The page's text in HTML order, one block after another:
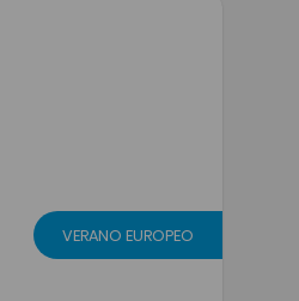
VERANO EUROPEO